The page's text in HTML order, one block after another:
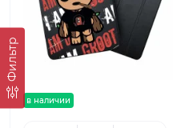
Фильтр
в наличии